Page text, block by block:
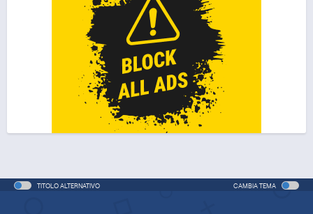
TITOLO ALTERNATIVO CAMBIA TEMA